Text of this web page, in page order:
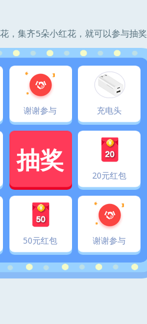
，集齐5朵小红花，就可以参与抽奖
抽奖
谢谢参与 充电头
20元红包
谢谢参与
50元红包